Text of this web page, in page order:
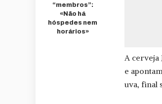
“membros”:
«Não há
hóspedes nem
horários»
A cerveja
e
uva, final